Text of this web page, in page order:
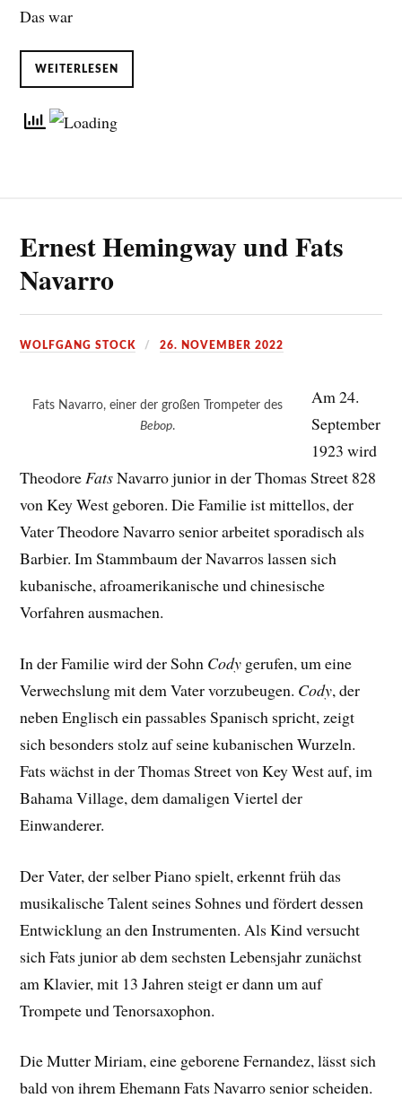
Das war
WEITERLESEN
Ernest Hemingway und Fats
Navarro
WOLFGANG STOCK 26. NOVEMBER 2022
Fats Navarro, einer der großen Trompeter des
Bebop.
Am 24.
September
1923 wird
TheodoreFatsNavarro junior in der Thomas Street 828
von Key West geboren. Die Familie ist mittellos, der
Vater Theodore Navarro senior arbeitet sporadisch als
Barbier. Im Stammbaum der Navarros lassen sich
kubanische, afroamerikanische und chinesische
Vorfahren ausmachen.
In der Familie wird der Sohn Cody gerufen, um eine
Verwechslung mit dem Vater vorzubeugen. Cody, der
neben Englisch ein passables Spanisch spricht, zeigt
sich besonders stolz auf seine kubanischen Wurzeln.
Fats wächst in der Thomas Street von Key West auf, im
Bahama Village, dem damaligen Viertel der
Einwanderer.
Der Vater, der selber Piano spielt, erkennt früh das
musikalische Talent seines Sohnes und fördert dessen
Entwicklung an den Instrumenten. Als Kind versucht
sich Fats junior ab dem sechsten Lebensjahr zunächst
am Klavier, mit 13 Jahren steigt er dann um auf
Trompete und Tenorsaxophon.
Die Mutter Miriam, eine geborene Fernandez, lässt sich
bald von ihrem Ehemann Fats Navarro senior scheiden.